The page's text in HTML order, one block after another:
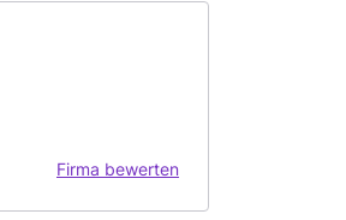
Firma bewerten